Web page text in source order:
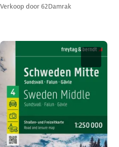
Verkoop door 62Damrak